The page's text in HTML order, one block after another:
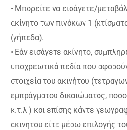
• Μπορείτε να εισάγετε/
ακίνητο των πινάκων 1
(γήπεδα).
• Εάν εισάγετε ακίνητο,
υποχρεωτικά πεδία που
στοιχεία του ακινήτου
εμπράγματου δικαιώματος,
κ.τ.λ.) και επίσης κάντε
ακινήτου είτε μέσω επιλογής